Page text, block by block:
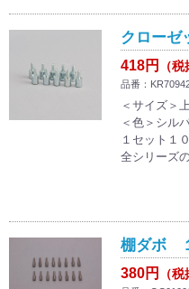
クローゼ
418円 （
品番：
＜サイズ＞
＜色＞シル
１セット１
全シリーズ
棚ダボ
380円 （